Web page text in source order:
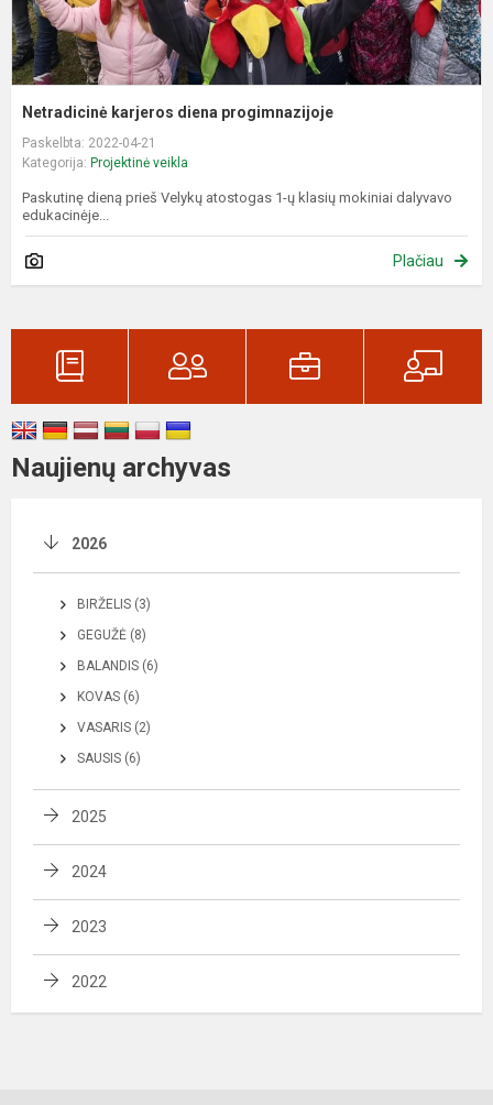
Netradicinė karjeros diena progimnazijoje
Paskelbta: 2022-04-21
Kategorija: Projektinė veikla
Paskutinę dieną prieš Velykų atostogas 1-ų klasių mokiniai dalyvavo
edukacinėje...
Plačiau
Naujienų archyvas
2026
BIRŽELIS (3)
GEGUŽĖ (8)
BALANDIS (6)
KOVAS (6)
VASARIS (2)
SAUSIS (6)
2025
2024
2023
2022